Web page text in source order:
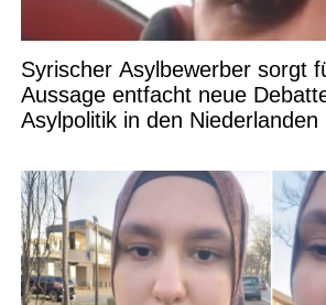
Syrischer Asylbewerber sorgt
Aussage entfacht neue
Asylpolitik in den Niederlanden